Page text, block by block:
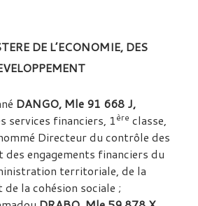
DE L’ECONOMIE, DES
DANGO, Mle 91 668 J,
services financiers, 1ère classe,
Directeur du contrôle des
des engagements financiers du
territoriale, de la
la cohésion sociale ;